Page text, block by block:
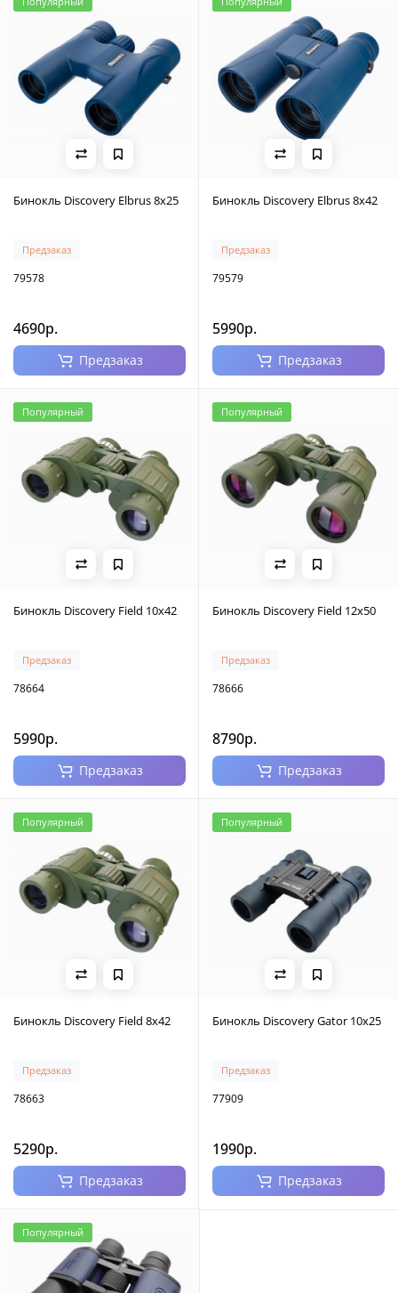
Бинокль Discovery Elbrus 8x25
Предзаказ
79578
4690р.
Предзаказ
Бинокль Discovery Elbrus 8x42
Предзаказ
79579
5990р.
Предзаказ
Популярный
Бинокль Discovery Field 10x42
Предзаказ
78664
5990р.
Предзаказ
Популярный
Бинокль Discovery Field 12x50
Предзаказ
78666
8790р.
Предзаказ
Популярный
Бинокль Discovery Field 8x42
Предзаказ
78663
5290р.
Предзаказ
Популярный
Бинокль Discovery Gator 10x25
Предзаказ
77909
1990р.
Предзаказ
Популярный